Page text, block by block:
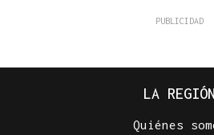
LA REGIÓN
Quiénes